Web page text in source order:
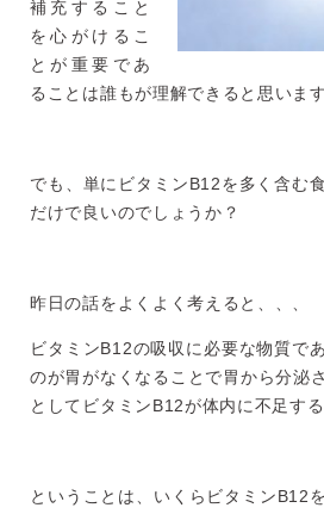
補充すること
を心がけるこ
とが重要であ
ることは誰もが理解できると思います
でも、単にビタミンB12を多く含む
だけで良いのでしょうか？
昨日の話をよくよく考えると、、、
ビタミンB12の吸収に必要な物質で
のが胃がなくなることで胃から分泌
としてビタミンB12が体内に不足する
ということは、いくらビタミンB12